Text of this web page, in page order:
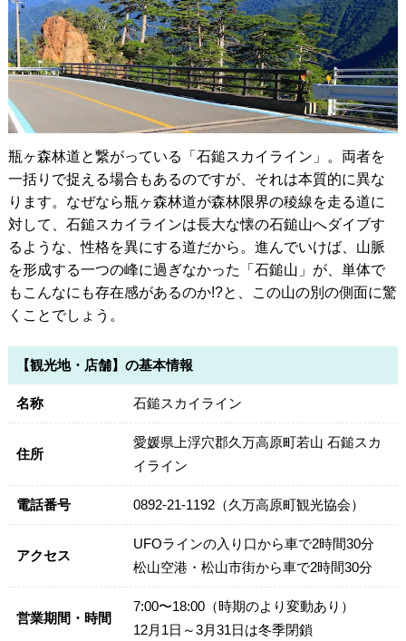
瓶ヶ森林道と繋がっている「石鎚スカイライン」。両者を
一括りで捉える場合もあるのですが、それは本質的に異な
ります。なぜなら瓶ヶ森林道が森林限界の稜線を走る道に
対して、石鎚スカイラインは長大な懐の石鎚山へダイブす
るような、性格を異にする道だから。進んでいけば、山脈
を形成する一つの峰に過ぎなかった「石鎚山」が、単体で
もこんなにも存在感があるのか!?と、この山の別の側面に驚
くことでしょう。
【観光地・店舗】の基本情報
名称 石鎚スカイライン
住所
愛媛県上浮穴郡久万高原町若山 石鎚スカ
イライン
電話番号 0892-21-1192（久万高原町観光協会）
アクセス
UFOラインの入り口から車で2時間30分
松山空港・松山市街から車で2時間30分
営業期間・時間
7:00〜18:00（時期のより変動あり）
12月1日～3月31日は冬季閉鎖